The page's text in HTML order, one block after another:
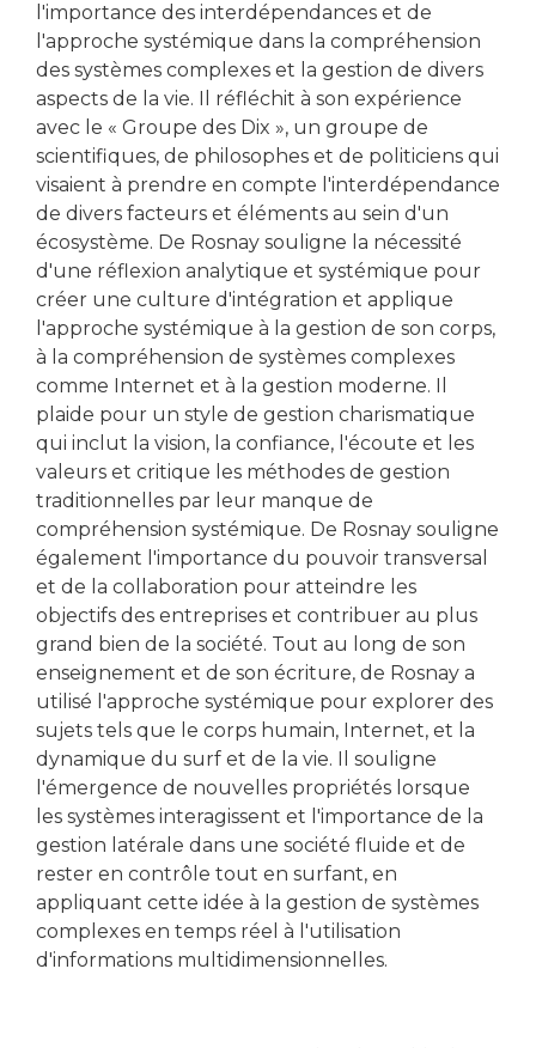
l'importance des interdépendances et de
l'approche systémique dans la compréhension
des systèmes complexes et la gestion de divers
aspects de la vie. Il réfléchit à son expérience
avec le « Groupe des Dix », un groupe de
scientifiques, de philosophes et de politiciens qui
visaient à prendre en compte l'interdépendance
de divers facteurs et éléments au sein d'un
écosystème. De Rosnay souligne la nécessité
d'une réflexion analytique et systémique pour
créer une culture d'intégration et applique
l'approche systémique à la gestion de son corps,
à la compréhension de systèmes complexes
comme Internet et à la gestion moderne. Il
plaide pour un style de gestion charismatique
qui inclut la vision, la confiance, l'écoute et les
valeurs et critique les méthodes de gestion
traditionnelles par leur manque de
compréhension systémique. De Rosnay souligne
également l'importance du pouvoir transversal
et de la collaboration pour atteindre les
objectifs des entreprises et contribuer au plus
grand bien de la société. Tout au long de son
enseignement et de son écriture, de Rosnay a
utilisé l'approche systémique pour explorer des
sujets tels que le corps humain, Internet, et la
dynamique du surf et de la vie. Il souligne
l'émergence de nouvelles propriétés lorsque
les systèmes interagissent et l'importance de la
gestion latérale dans une société fluide et de
rester en contrôle tout en surfant, en
appliquant cette idée à la gestion de systèmes
complexes en temps réel à l'utilisation
d'informations multidimensionnelles.